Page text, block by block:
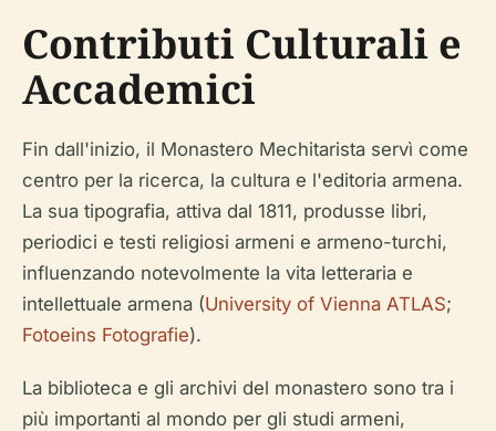
Contributi Culturali e
Accademici
Fin dall'inizio, il Monastero Mechitarista servì come
centro per la ricerca, la cultura e l'editoria armena.
La sua tipografia, attiva dal 1811, produsse libri,
periodici e testi religiosi armeni e armeno-turchi,
influenzando notevolmente la vita letteraria e
intellettuale armena (University of Vienna ATLAS;
Fotoeins Fotografie).
La biblioteca e gli archivi del monastero sono tra i
più importanti al mondo per gli studi armeni,